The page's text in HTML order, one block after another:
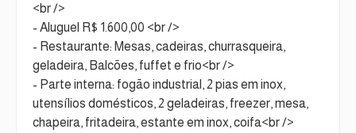
<br />
- Aluguel R$ 1.600,00 <br />
- Restaurante: Mesas, cadeiras, churrasqueira,
geladeira, Balcões, fuffet e frio<br />
- Parte interna: fogão industrial, 2 pias em inox,
utensílios domésticos, 2 geladeiras, freezer, mesa,
chapeira, fritadeira, estante em inox, coifa<br />